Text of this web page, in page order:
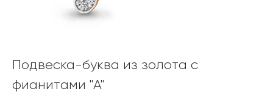
Подвеска-буква из золота с
фианитами "А"